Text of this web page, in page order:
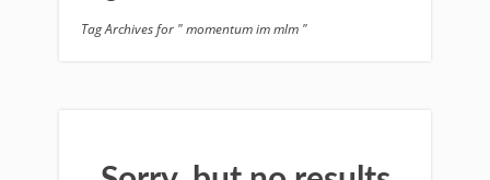
Tag Archives for " momentum im mlm "